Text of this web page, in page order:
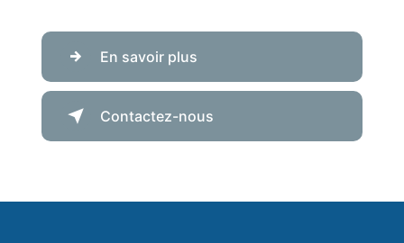
En savoir plus
Contactez-nous